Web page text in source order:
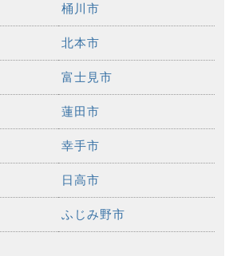
桶川市
北本市
富士見市
蓮田市
幸手市
日高市
ふじみ野市